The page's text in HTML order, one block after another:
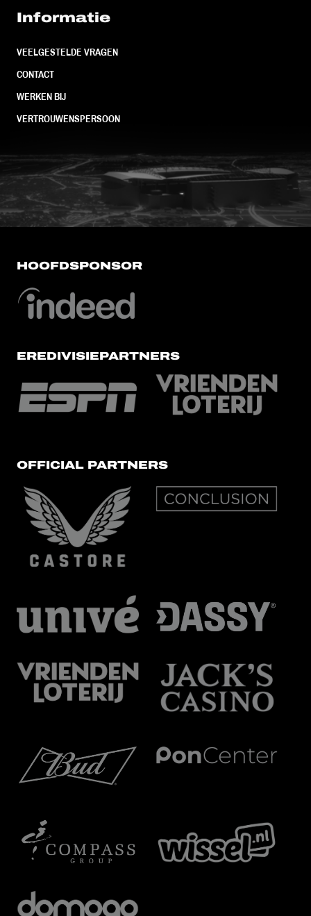
Informatie
VEELGESTELDE VRAGEN
CONTACT
WERKEN BIJ
VERTROUWENSPERSOON
FC Utrecht<br>vanuit<br>het
HOOFDSPONSOR
EREDIVISIEPARTNERS
OFFICIAL PARTNERS